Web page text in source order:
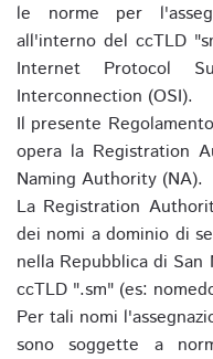
le norme per
all'interno del ccTLD
Internet Protocol
Interconnection (OSI).
Il presente
opera la Registration
Naming Authority (NA).
La Registration
dei nomi a dominio di
nella Repubblica di
ccTLD ".sm" (es:
Per tali nomi
sono soggette a